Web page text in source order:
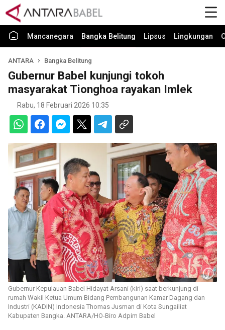
Mancanegara Bangka Belitung Lipsus Lingkungan
ANTARA Bangka Belitung
Gubernur Babel kunjungi tokoh
masyarakat Tionghoa rayakan Imlek
Rabu, 18 Februari 2026 10:35
Gubernur Kepulauan Babel Hidayat Arsani (kiri) saat berkunjung di
rumah Wakil Ketua Umum Bidang Pembangunan Kamar Dagang dan
Industri (KADIN) Indonesia Thomas Jusman di Kota Sungailiat
Kabupaten Bangka. ANTARA/HO-Biro Adpim Babel